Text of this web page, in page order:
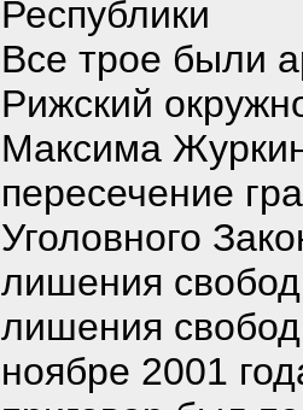
Республики
Все трое были
Рижский
Максима
пересечение
Уголовного
лишения
лишения
ноябре 2001